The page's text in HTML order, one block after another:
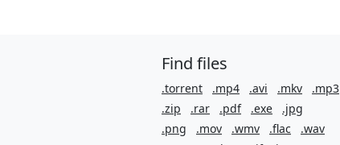
Find files
.torrent .mp4 .avi .mkv
.mp3
.zip
.rar .pdf .exe
.jpg
.png
.mov .wmv .flac
.wav